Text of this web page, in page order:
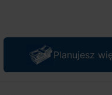
Planujesz